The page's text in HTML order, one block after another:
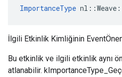
ImportanceType
İlgili Etkinlik Kimliğinin
Bu etkinlik ve ilgili etkinlik aynı
atlanabilir.